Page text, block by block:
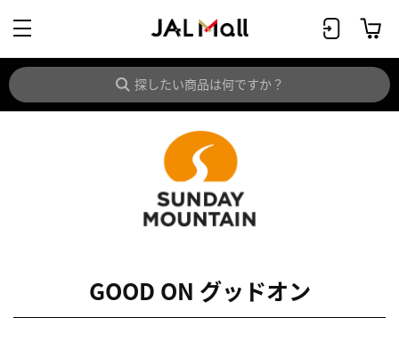
GOOD ON グッドオン